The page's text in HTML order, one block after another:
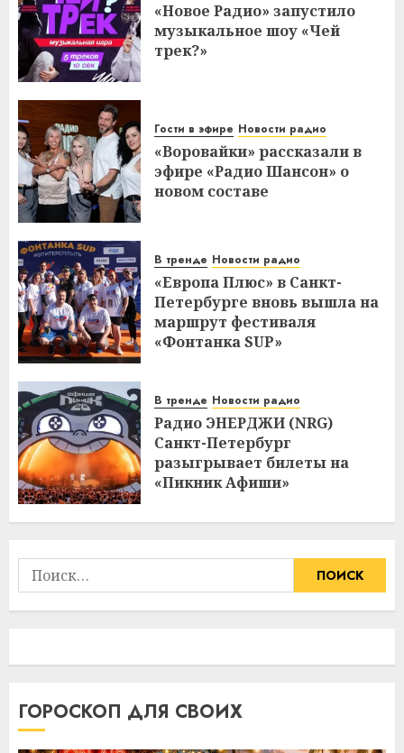
«Новое Радио» запустило
музыкальное шоу «Чей
трек?»
Гости в эфире Новости радио
«Воровайки» рассказали в
эфире «Радио Шансон» о
новом составе
В тренде Новости радио
«Европа Плюс» в Санкт-
Петербурге вновь вышла на
маршрут фестиваля
«Фонтанка SUP»
В тренде Новости радио
Радио ЭНЕРДЖИ (NRG)
Санкт-Петербург
разыгрывает билеты на
«Пикник Афиши»
Найти:
ГОРОСКОП ДЛЯ СВОИХ